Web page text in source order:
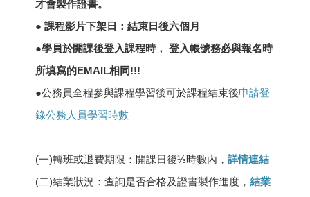
才會製作證書。
● 課程影片下架日：結束日後六個月
●學員於開課後登入課程時， 登入帳號務必與報名時
所填寫的EMAIL相同!!!
●公務員全程參與課程學習後可於課程結束後申請登
錄公務人員學習時數
(一)轉班或退費期限：開課日後⅓時數內， 詳情連結
(二)結業狀況：查詢是否合格及證書製作進度， 結業